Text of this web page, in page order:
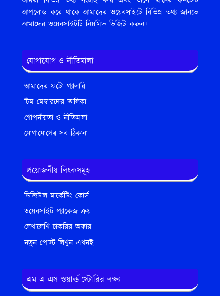
আপলোড করে থাকে আমাদের ওয়েবসাইটে বিভিন্ন তথ্য জানতে
আমাদের ওয়েবসাইটটি নিয়মিত ভিজিট করুন।
যোগাযোগ ও নীতিমালা
আমাদের ফটো গ্যালারি
টিম মেম্বারদের তালিকা
গোপনীয়তা ও নীতিমালা
যোগাযোগের সব ঠিকানা
প্রয়োজনীয় লিংকসমূহ
ডিজিটাল মার্কেটিং কোর্স
ওয়েবসাইট প্যাকেজ ক্রয়
লেখালেখি চাকরির অফার
নতুন পোস্ট লিখুন এখনই
এম এ এস ওয়ার্ল্ড স্টোরির লক্ষ্য